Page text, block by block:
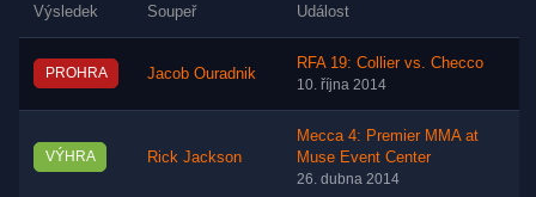
Výsledek Soupeř Událost
PROHRA Jacob Ouradnik
RFA 19: Collier vs. Checco
10. října 2014
VÝHRA Rick Jackson
Mecca 4: Premier MMA at
Muse Event Center
26. dubna 2014